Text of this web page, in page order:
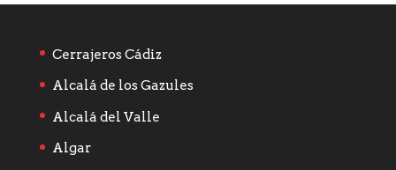
Cerrajeros Cádiz
Alcalá de los Gazules
Alcalá del Valle
Algar